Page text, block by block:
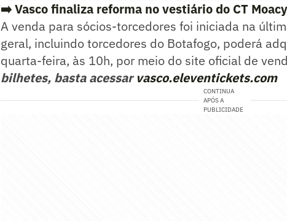
➡️ Vasco finaliza reforma no vestiário do CT
A venda para sócios-torcedores foi iniciada na
geral, incluindo torcedores do Botafogo, poderá
quarta-feira, às 10h, por meio do site oficial de
bilhetes, basta acessarvasco.eleventickets.com
CONTINUA
APÓS A
PUBLICIDADE